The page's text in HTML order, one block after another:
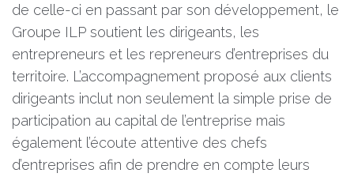
de celle-ci en passant par son développement, le
Groupe ILP soutient les dirigeants, les
entrepreneurs et les repreneurs d’entreprises du
territoire. L’accompagnement proposé aux clients
dirigeants inclut non seulement la simple prise de
participation au capital de l’entreprise mais
également l’écoute attentive des chefs
d’entreprises afin de prendre en compte leurs